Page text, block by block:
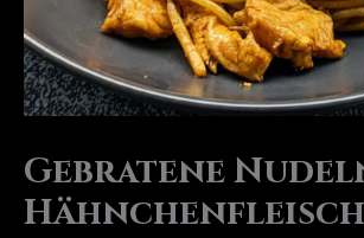
Gebratene
Hähnchenfleisch